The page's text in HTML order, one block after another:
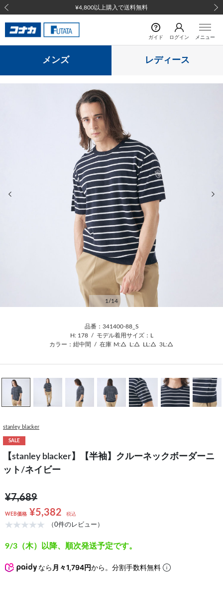
¥4,800以上購入で送料無料
前の画像
ガイド ログイン メニュー
メンズ レディース
1 /14
品番：341400-88_S
H: 178
/
モデル着用サイズ：L
カラー：紺中間
/ 在庫 M:△ L:△ LL:△ 3L:△
stanley blacker
SALE
【stanley blacker】【半袖】クルーネックボーダーニ
ット/ネイビー
¥7,689
WEB価格 ¥5,382 税込
（0件のレビュー）
9/3（木）以降、順次発送予定です。
なら 月々1,794円から。分割手数料無料